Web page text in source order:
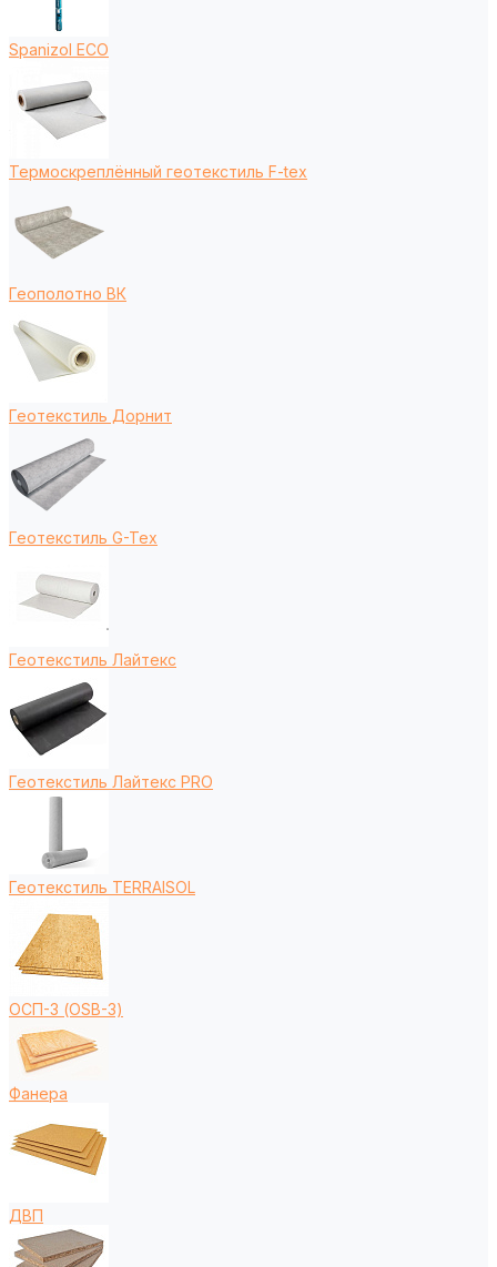
Spanizol ECO
Термоскреплённый геотекстиль F-tex
Геополотно ВК
Геотекстиль Дорнит
Геотекстиль G-Tex
Геотекстиль Лайтекс
Геотекстиль Лайтекс PRO
Геотекстиль TERRAISOL
ОСП-3 (OSB-3)
Фанера
ДВП